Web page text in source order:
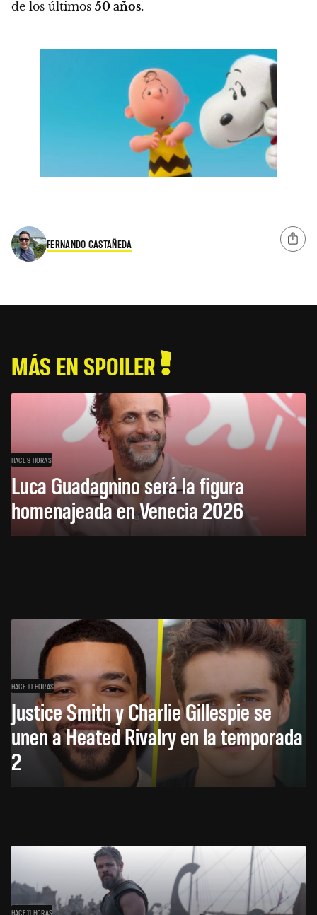
de los últimos 50 años.
FERNANDO CASTAÑEDA
MÁS EN SPOILER
HACE 9 HORAS
Luca Guadagnino será la figura
homenajeada en Venecia 2026
HACE 10 HORAS
Justice Smith y Charlie Gillespie se
unen a Heated Rivalry en la temporada
2
HACE 11 HORAS